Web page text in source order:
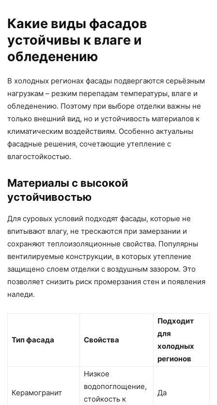
Какие виды фасадов
устойчивы к влаге и
обледенению
В холодных регионах фасады подвергаются серьёзным
нагрузкам – резким перепадам температуры, влаге и
обледенению. Поэтому при выборе отделки важны не
только внешний вид, но и устойчивость материалов к
климатическим воздействиям. Особенно актуальны
фасадные решения, сочетающие утепление с
влагостойкостью.
Материалы с высокой
устойчивостью
Для суровых условий подходят фасады, которые не
впитывают влагу, не трескаются при замерзании и
сохраняют теплоизоляционные свойства. Популярны
вентилируемые конструкции, в которых утепление
защищено слоем отделки с воздушным зазором. Это
позволяет снизить риск промерзания стен и появления
наледи.
Тип фасада Свойства
Подходит
для
холодных
регионов
Керамогранит
Низкое
водопоглощение,
стойкость к
Да